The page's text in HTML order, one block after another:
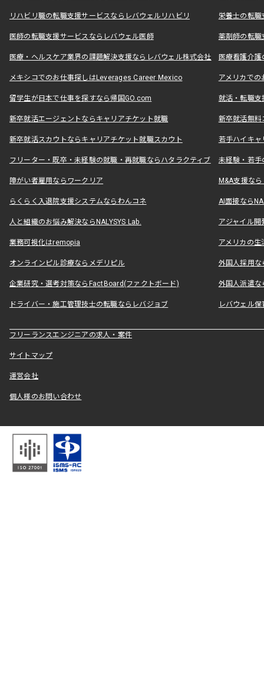
リハビリ職の転職支援サービスならレバウェルリハビリ 栄養士の転
医師の転職支援サービスならレバウェル医師 薬剤師の転
医療・ヘルスケア業界の課題解決支援ならレバウェル株式会社 医療看護介
メキシコでのお仕事探しはLeverages Career Mexico アメリカで
留学生が日本で仕事を探すなら帰国GO.com 就活・転職
新卒就活エージェントならキャリアチケット就職 新卒就活無料
新卒就活スカウトならキャリアチケット就職スカウト 若手ハイキ
フリーター・既卒・未経験の就職・再就職ならハタラクティブ 未経験・若手
障がい者雇用ならワークリア M&A支援な
らくらく入退院支援システムならわんコネ AI面接なら
人と組織のお悩み解決ならNALYSYS Lab. アジャイル
業務可視化はremopia アメリカの
オンラインピル診療ならメデリピル 外国人採用
企業研究・選考対策ならFactBoard(ファクトボード) 外国人派遣な
ドライバー・施工管理技士の転職ならレバジョブ レバウェル
フリーランスエンジニアの求人・案件
サイトマップ
運営会社
個人様のお問い合わせ